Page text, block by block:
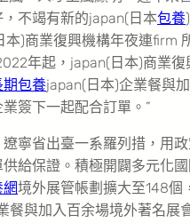
不竭有新的japan(日本包養
本)商業復興機構年夜連firm
年起，japan(日本)商業復
期包養japan(日本)企業餐與
簽下一起配合訂單。”
寧省出臺一系羅列措，用
給保證。積極開闢多元化國
境外展管帳劃擴大至148個
餐與加入百余場境外著名展